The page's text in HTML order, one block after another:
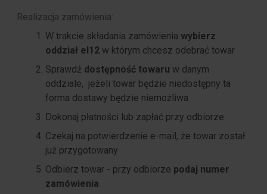
Realizacja zamówienia:
W trakcie składania zamówienia wybierz
oddział el12 w którym chcesz odebrać towar
Sprawdź dostępność towaru w danym
oddziale, jeżeli towar będzie niedostępny ta
forma dostawy będzie niemożliwa
Dokonaj płatności lub zapłać przy odbiorze
Czekaj na potwierdzenie e-mail, że towar został
już przygotowany
Odbierz towar - przy odbiorze podaj numer
zamówienia